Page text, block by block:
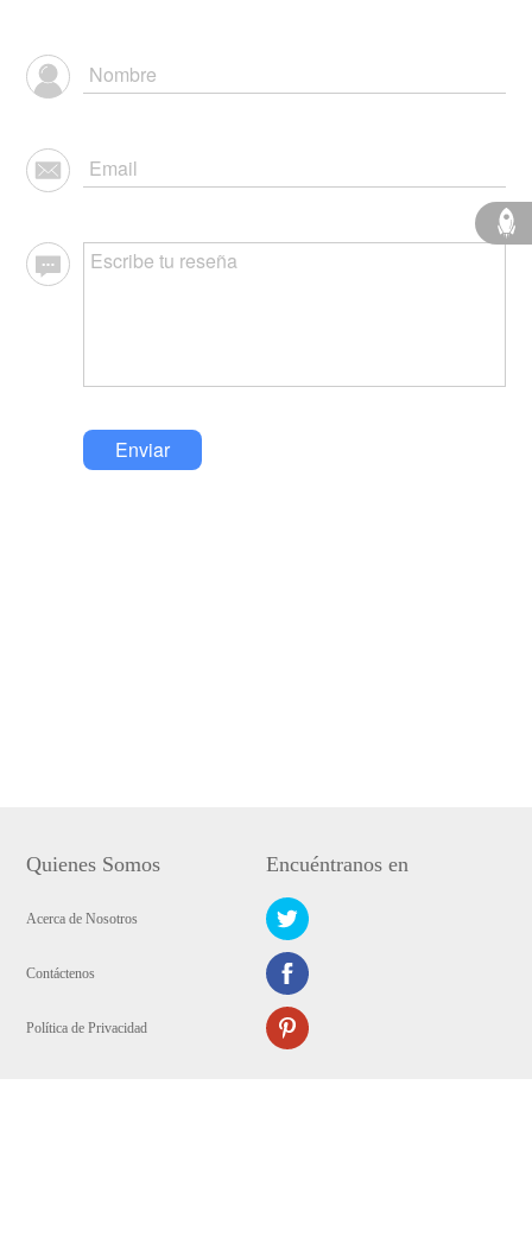
Enviar
Quienes Somos
Acerca de Nosotros
Contáctenos
Política de Privacidad
Encuéntranos en